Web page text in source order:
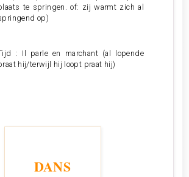
te springen. of: zij warmt zich al
op)
: Il parle en marchant (al lopende
hij/terwijl hij loopt praat hij)
DANS